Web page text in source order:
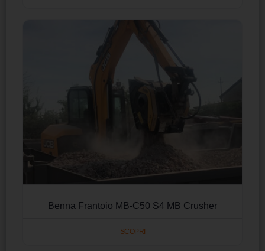
Benna Frantoio MB-C50 S4 MB Crusher
SCOPRI